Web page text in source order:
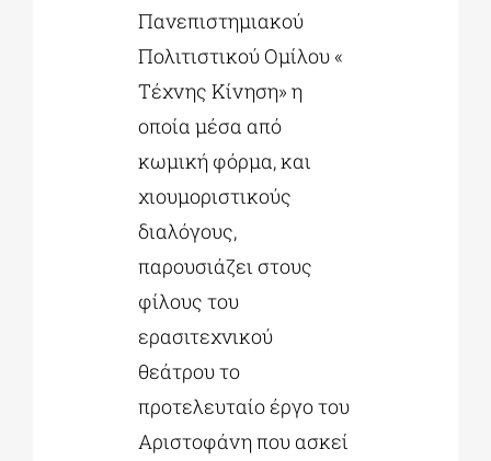
Πανεπιστημιακού
Πολιτιστικού Ομίλου «
Τέχνης Κίνηση» η
οποία μέσα από
κωμική φόρμα, και
χιουμοριστικούς
διαλόγους,
παρουσιάζει στους
φίλους του
ερασιτεχνικού
θεάτρου το
προτελευταίο έργο του
Αριστοφάνη που ασκεί